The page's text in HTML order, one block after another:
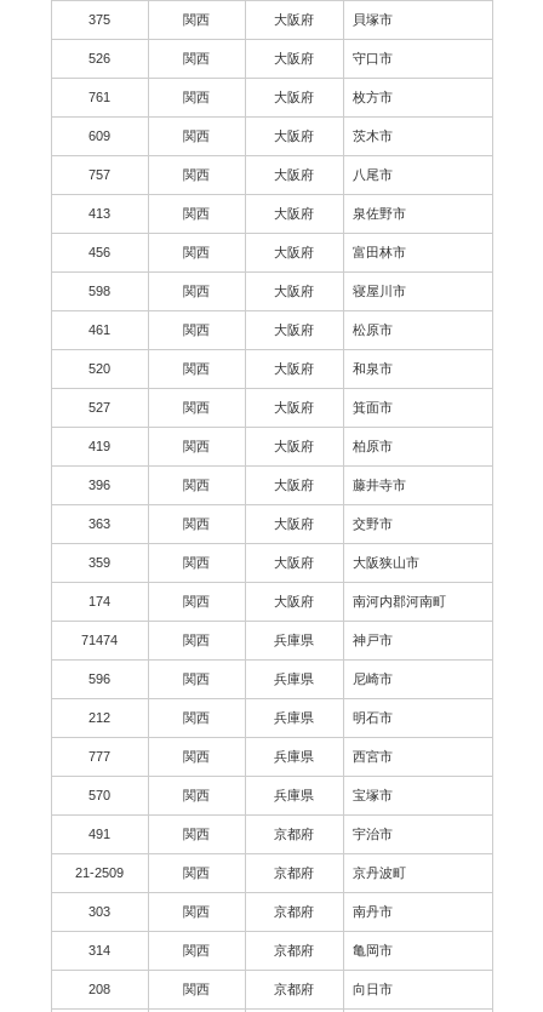
375 関西 大阪府 貝塚市
526 関西 大阪府 守口市
761 関西 大阪府 枚方市
609 関西 大阪府 茨木市
757 関西 大阪府 八尾市
413 関西 大阪府 泉佐野市
456 関西 大阪府 富田林市
598 関西 大阪府 寝屋川市
461 関西 大阪府 松原市
520 関西 大阪府 和泉市
527 関西 大阪府 箕面市
419 関西 大阪府 柏原市
396 関西 大阪府 藤井寺市
363 関西 大阪府 交野市
359 関西 大阪府 大阪狭山市
174 関西 大阪府 南河内郡河南町
71474 関西 兵庫県 神戸市
596 関西 兵庫県 尼崎市
212 関西 兵庫県 明石市
777 関西 兵庫県 西宮市
570 関西 兵庫県 宝塚市
491 関西 京都府 宇治市
21-2509 関西 京都府 京丹波町
303 関西 京都府 南丹市
314 関西 京都府 亀岡市
208 関西 京都府 向日市